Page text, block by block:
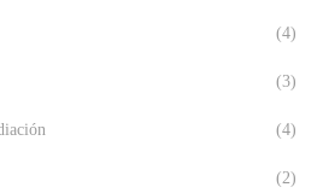
(4)
(3)
(4)
(2)